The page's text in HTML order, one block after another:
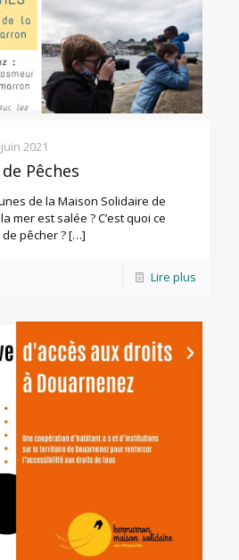
2021
Pêches
de la Maison Solidaire de
mer est salée ? C’est quoi ce
pêcher ?[…]
Lire plus